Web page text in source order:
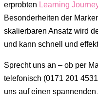
erprobten Learning
Besonderheiten der
skalierbaren Ansatz wird
und kann schnell und
Sprecht uns an – ob per
telefonisch (0171 201
uns auf einen spannenden